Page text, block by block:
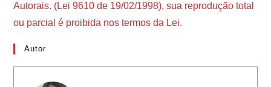
Autorais. (Lei 9610 de 19/02/1998), sua reprodução total
ou parcial é proibida nos termos da Lei.
Autor